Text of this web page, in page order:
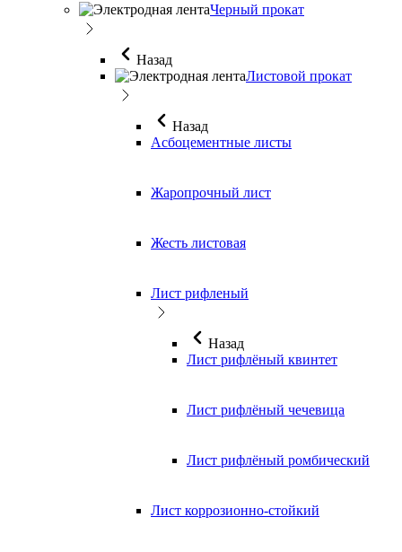
Черный прокат
Назад
Листовой прокат
Назад
Асбоцементные листы
Жаропрочный лист
Жесть листовая
Лист рифленый
Назад
Лист рифлёный квинтет
Лист рифлёный чечевица
Лист рифлёный ромбический
Лист коррозионно-стойкий